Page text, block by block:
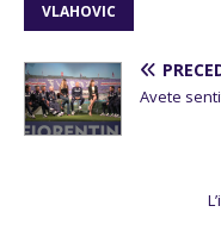
VLAHOVIC
Avete